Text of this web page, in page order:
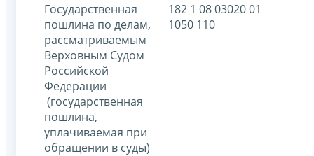
Государственная
пошлина по делам,
рассматриваемым
Верховным Судом
Российской
Федерации
(государственная
пошлина,
уплачиваемая при
обращении в суды)
182 1 08 03020 01
1050 110